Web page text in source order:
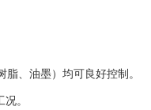
、油墨）均可良好控制。
。